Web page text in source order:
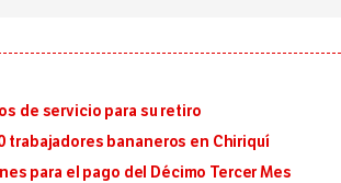
de servicio para su retiro
trabajadores bananeros en Chiriquí
para el pago del Décimo Tercer Mes
al sur de Japón, provocando una